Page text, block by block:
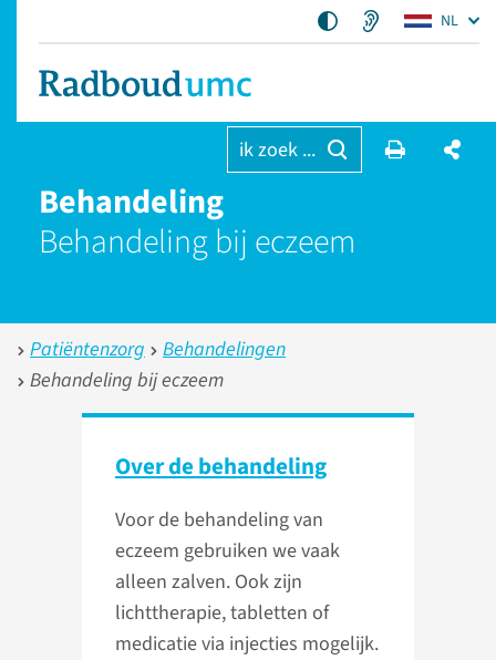
NL
ik zoek ...
Behandeling
Behandeling bij eczeem
Patiëntenzorg
Behandelingen
Behandeling bij eczeem
Over de behandeling
Voor de behandeling van
eczeem gebruiken we vaak
alleen zalven. Ook zijn
lichttherapie, tabletten of
medicatie via injecties mogelijk.